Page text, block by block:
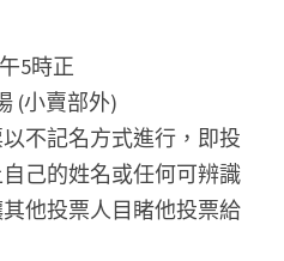
5時正
(小賣部外)
不記名方式進行，即投
己的姓名或任何可辨識
他投票人目睹他投票給